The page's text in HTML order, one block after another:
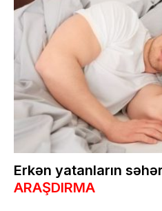
Erkən yatanların
ARAŞDIRMA